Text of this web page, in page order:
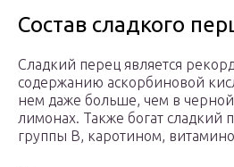
Состав сладкого
Сладкий перец является
содержанию аскорбиновой
нем даже больше, чем в
лимонах. Также богат сладкий
группы В, каротином,